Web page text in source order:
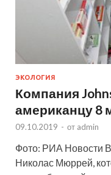
ЭКОЛОГИЯ
Компания
американцу 8
09.10.2019 - от admin
Фото: РИА Новости В
Николас Мюррей,